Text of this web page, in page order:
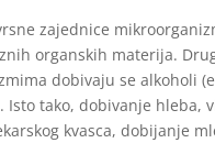
zajednice
organskih materija.
dobivaju se alkoholi
tako, dobivanje hleba,
kvasca, dobijanje